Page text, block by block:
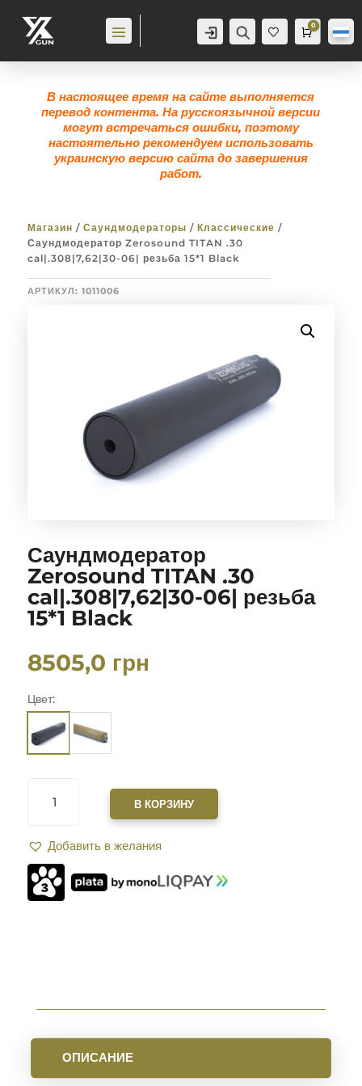
Аккаунт Поиск
Же
лан
Корзина
0
0,0грн
В настоящее время на сайте выполняется
перевод контента. На русскоязычной версии
могут встречаться ошибки, поэтому
настоятельно рекомендуем использовать
украинскую версию сайта до завершения
работ.
Магазин / Саундмодераторы / Классические /
Саундмодератор Zerosound TITAN .30
cal|.308|7,62|30-06| резьба 15*1 Black
АРТИКУЛ: 1011006
Саундмодератор
Zerosound TITAN .30
cal|.308|7,62|30-06| резьба
15*1 Black
8505,0 грн
Цвет:
ТОВАРА
САУНДМОДЕРАТОР
TITAN
.30
CAL|.308|7,62|30-
06|
В КОРЗИНУ
Добавить в желания
ОПИСАНИЕ